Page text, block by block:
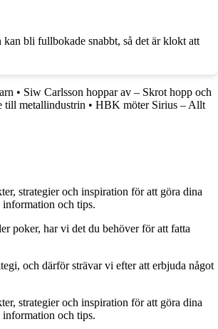
bli fullbokade snabbt, så det är klokt att
• Siw Carlsson hoppar av – Skrot hopp och
till metallindustrin • HBK möter Sirius – Allt
strategier och inspiration för att göra dina
information och tips.
poker, har vi det du behöver för att fatta
och därför strävar vi efter att erbjuda något
strategier och inspiration för att göra dina
information och tips.